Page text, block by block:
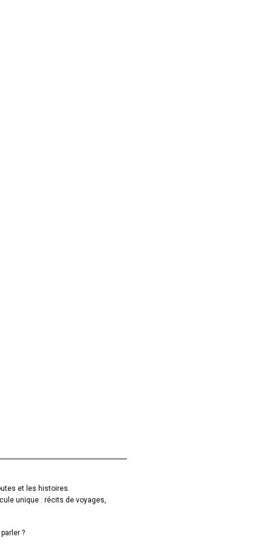
et les histoires.
unique : récits de voyages,
?